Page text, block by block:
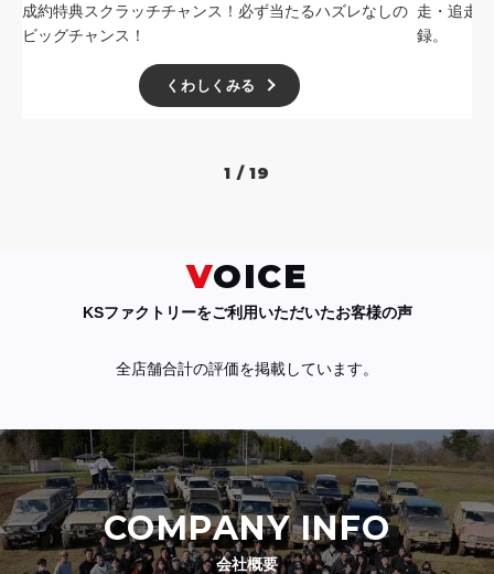
成約特典スクラッチチャンス！必ず当たるハズレなしの
ビッグチャンス！
くわしくみる
走・追走
録。
1 / 19
VOICE
KSファクトリーをご利用いただいたお客様の声
全店舗合計の評価を掲載しています。
COMPANY INFO
会社概要